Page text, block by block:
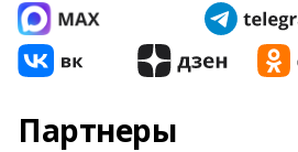
Партнеры